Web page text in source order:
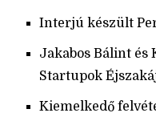
Interjú készült
Jakabos Bálint és
Startupok
Kiemelkedő